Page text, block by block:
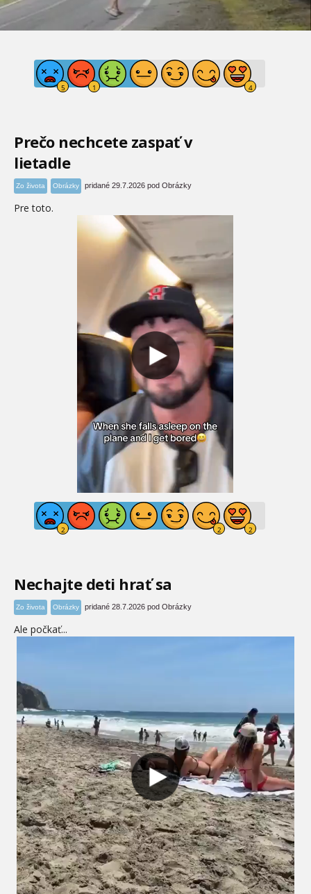
Prečo nechcete zaspať v
lietadle
Zo života Obrázky pridané 29.7.2026 pod Obrázky
Pre toto.
Nechajte deti hrať sa
Zo života Obrázky pridané 28.7.2026 pod Obrázky
Ale počkať...